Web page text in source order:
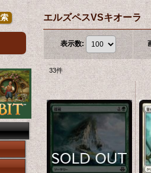
エルズペスVSキオーラ
表示数:
33件